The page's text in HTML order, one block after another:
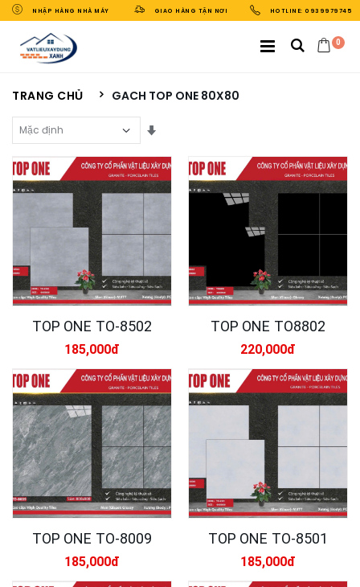
NHẬP HÀNG NHÀ MÁY GIAO HÀNG TẬN NƠI HOTLINE: 0939979745
0
TRANG CHỦ GACH TOP ONE 80X80
Sắp Xếp Theo
TOP ONE TO-8502
185,000đ
TOP ONE TO8802
220,000đ
TOP ONE TO-8009
185,000đ
TOP ONE TO-8501
185,000đ